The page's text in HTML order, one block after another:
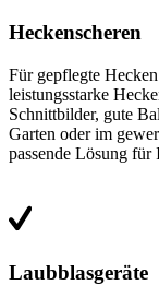
Heckenscheren
Für gepflegte
leistungsstarke
Schnittbilder, gute
Garten oder im
passende Lösung
Laubblasgeräte